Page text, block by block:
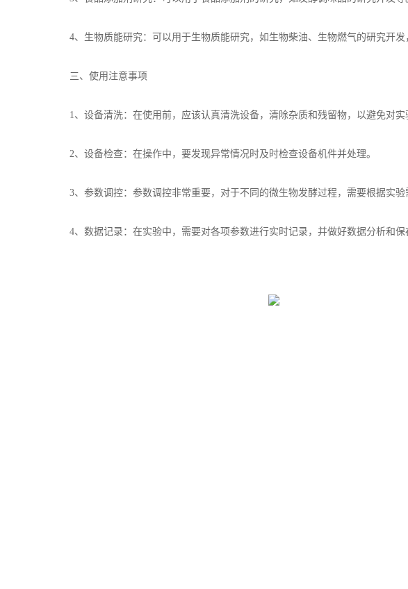
4、生物质能研究：可以用于生物质能研究，如生物柴油、生物燃气的研究开发
三、使用注意事项
1、设备清洗：在使用前，应该认真清洗设备，清除杂质和残留物，以避免对实
2、设备检查：在操作中，要发现异常情况时及时检查设备机件并处理。
3、参数调控：参数调控非常重要，对于不同的微生物发酵过程，需要根据实验
4、数据记录：在实验中，需要对各项参数进行实时记录，并做好数据分析和保